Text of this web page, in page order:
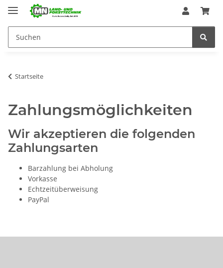
Startseite
Zahlungsmöglichkeiten
Wir akzeptieren die folgenden
Zahlungsarten
Barzahlung bei Abholung
Vorkasse
Echtzeitüberweisung
PayPal